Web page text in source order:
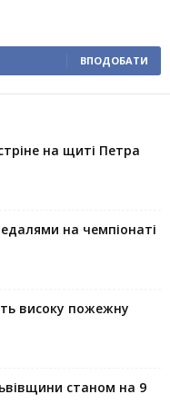
ВПОДОБАТИ
на щиті Петра
на чемпіонаті
високу пожежну
станом на 9